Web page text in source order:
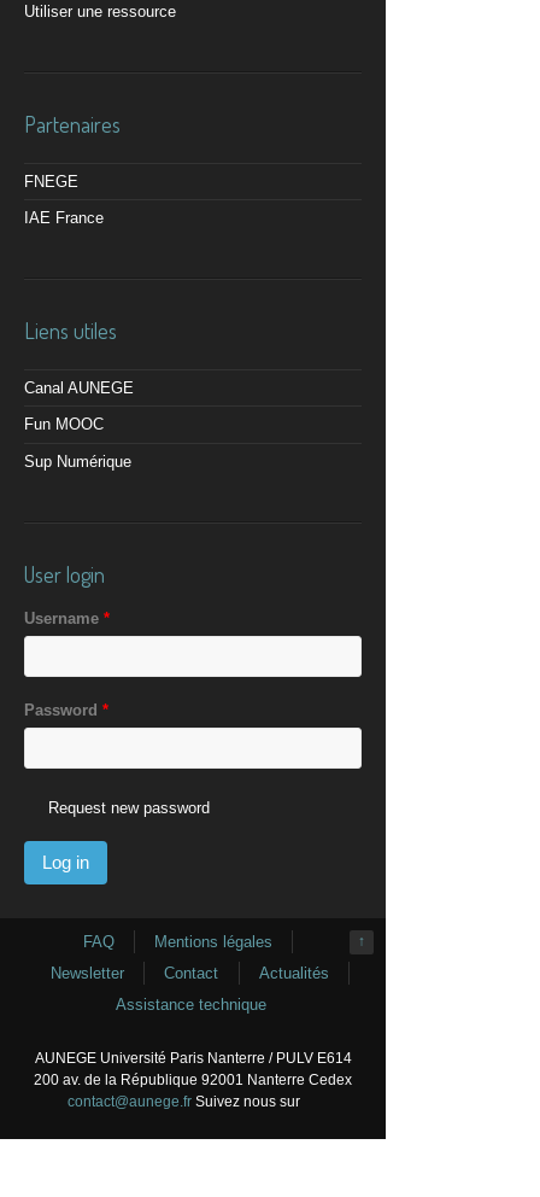
Utiliser une ressource
Partenaires
FNEGE
IAE France
Liens utiles
Canal AUNEGE
Fun MOOC
Sup Numérique
User login
Username *
Password *
Request new password
↑
FAQ
Mentions légales
Newsletter
Contact
Actualités
Assistance technique
AUNEGE Université Paris Nanterre / PULV E614
200 av. de la République 92001 Nanterre Cedex
contact@aunege.frSuivez nous sur